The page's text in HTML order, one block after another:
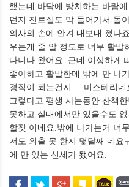
했는데 바닥에 방치하는 바람
던지 진료실도 막 들어가서 돌
의사의 손에 안겨 내보내 졌다
우는개 줄 알 정도로 너무 활발
다니다 왔어요. 근데 이상하게
좋아하고 활발한데 밖에 만 나
경직이 되는건지.... 미스테리네
그렇다고 평생 사는동안 산책한
못하고 실내에서만 있을수도
할짓 이네요.밖에 나가는거 너
저도 외출 못 한지 몇달째 네요
에 만 있는 신세가 됐어요.